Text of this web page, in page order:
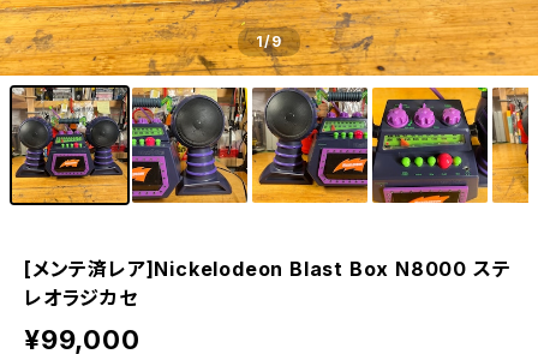
1/9
[メンテ済レア]Nickelodeon Blast Box N8000 ステ
レオラジカセ
¥99,000